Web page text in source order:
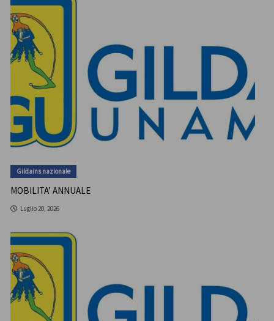
Gildains nazionale
MOBILITA’ ANNUALE
Luglio 20, 2026